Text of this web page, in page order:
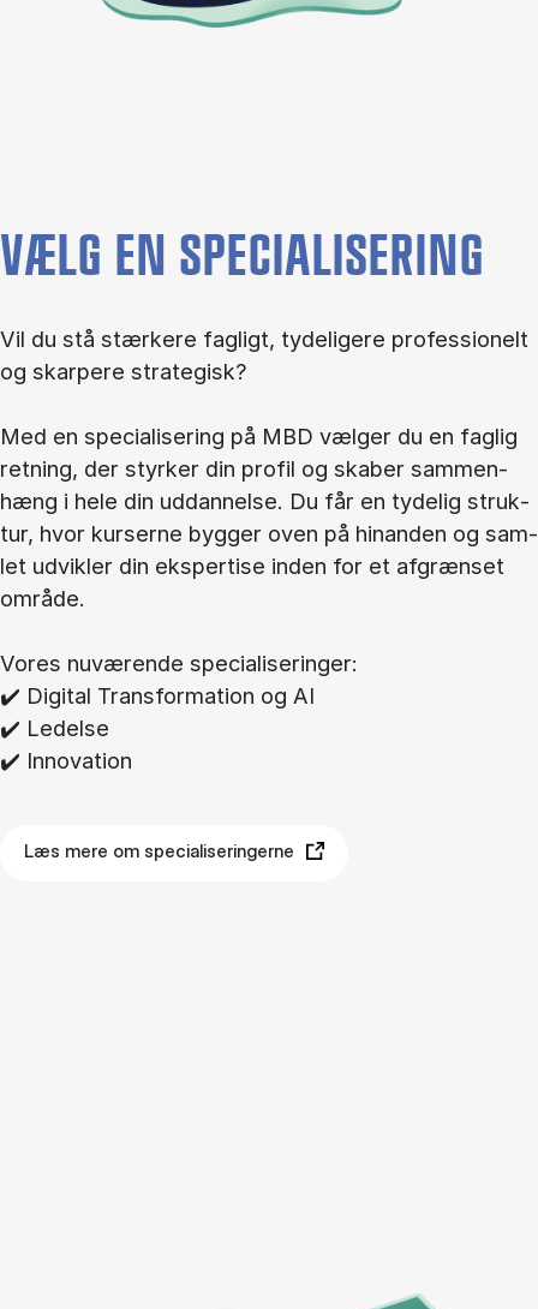
VÆLG EN SPECIALISERING
Vil du stå stær­ke­re fag­ligt, ty­de­li­ge­re pro­fes­sio­nelt
og skar­pe­re stra­te­gisk?
Med en spe­ci­a­li­se­ring på MBD væl­ger du en fag­lig
ret­ning, der styr­ker din pro­fil og ska­ber sam­men­
hæng i hele din ud­dan­nel­se. Du får en ty­de­lig struk­
tur, hvor kur­ser­ne byg­ger oven på hin­an­den og sam­
let ud­vik­ler din eks­per­ti­se in­den for et af­græn­set
om­rå­de.
Vo­res nu­væ­ren­de spe­ci­a­li­se­rin­ger:
✔️ Di­gi­tal Trans­for­ma­tion og AI
✔️ Le­del­se
✔️ In­nova­tion
Læs mere om specialiseringerne